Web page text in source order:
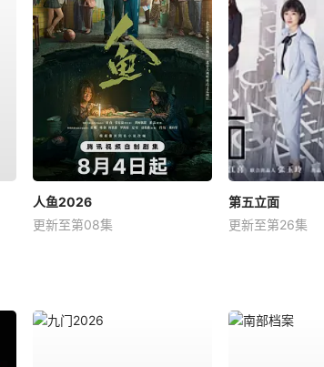
人鱼2026
更新至第08集
第五立面
更新至第26集